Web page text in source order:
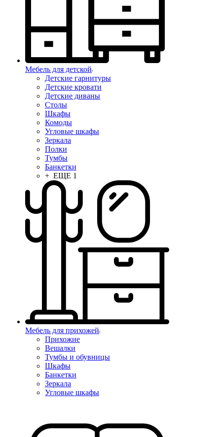
Мебель для детской
Детские гарнитуры
Детские кровати
Детские диваны
Столы
Шкафы
Комоды
Угловые шкафы
Зеркала
Полки
Тумбы
Банкетки
+ ЕЩЕ 1
Мебель для прихожей
Прихожие
Вешалки
Тумбы и обувницы
Шкафы
Банкетки
Зеркала
Угловые шкафы